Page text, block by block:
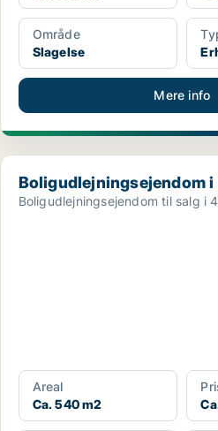
Område
Slagelse
Mere info
Boligudlejningsejendom i
Boligudlejningsejendom i
Boligudlejningsejendom til salg i
Areal
Ca. 540 m2